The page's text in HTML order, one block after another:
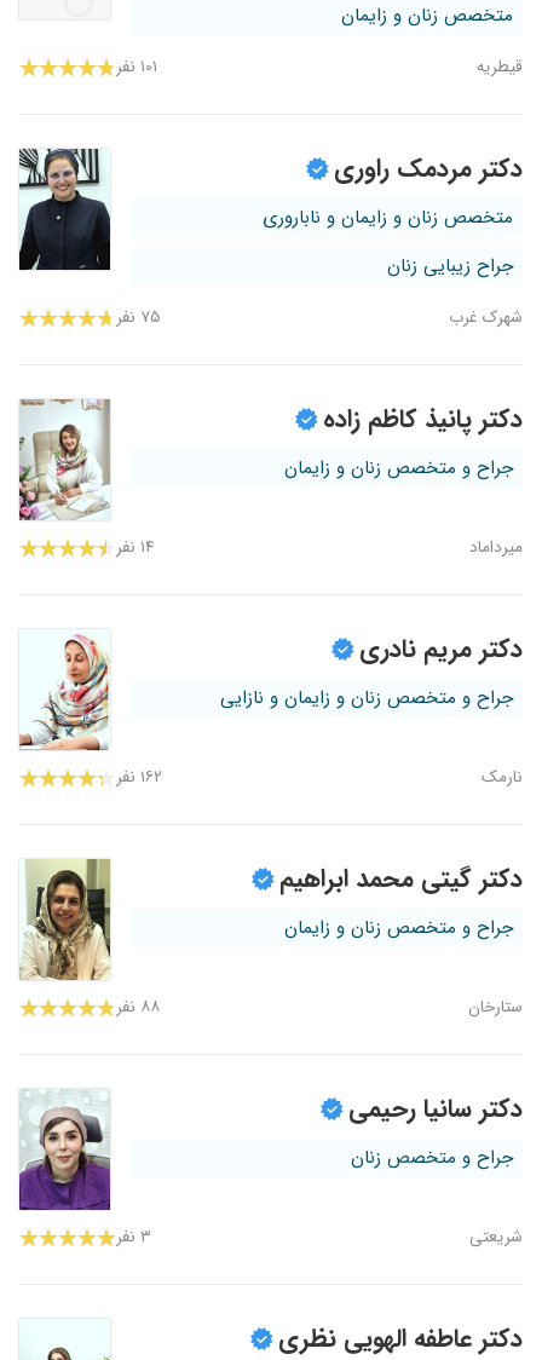
متخصص زنان و زایمان
قیطریه ۱۰۱ نفر
دکتر مردمک راوری
متخصص زنان و زایمان و ناباروری
جراح زیبایی زنان
شهرک غرب ۷۵ نفر
دکتر پانیذ کاظم زاده
جراح و متخصص زنان و زایمان
میرداماد ۱۴ نفر
دکتر مریم نادری
جراح و متخصص زنان و زایمان و نازایی
نارمک ۱۶۲ نفر
دکتر گیتی محمد ابراهیم
جراح و متخصص زنان و زایمان
ستارخان ۸۸ نفر
دکتر سانیا رحیمی
جراح و متخصص زنان
شریعتی ۳ نفر
دکتر عاطفه الهویی نظری